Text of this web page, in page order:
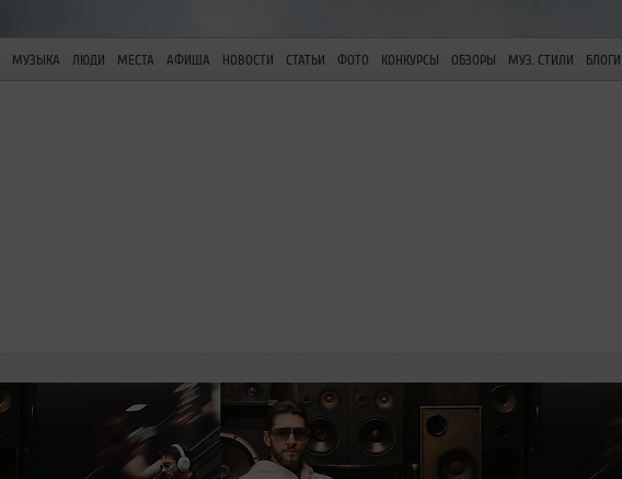
МУЗЫКА ЛЮДИ МЕСТА АФИША НОВОСТИ СТАТЬИ ФОТО КОНКУРСЫ ОБЗОРЫ МУЗ. СТИЛИ БЛОГИ